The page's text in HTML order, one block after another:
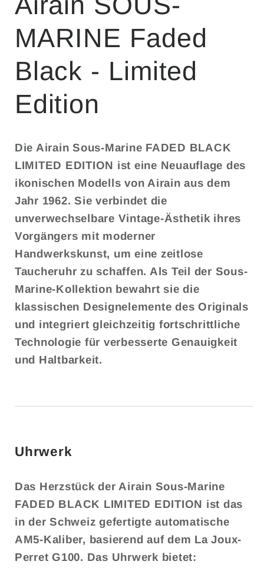
MARINE Faded
Black - Limited
Edition
Die Airain Sous-Marine FADED BLACK
LIMITED EDITION ist eine Neuauflage des
ikonischen Modells von Airain aus dem
Jahr 1962. Sie verbindet die
unverwechselbare Vintage-Ästhetik ihres
Vorgängers mit moderner
Handwerkskunst, um eine zeitlose
Taucheruhr zu schaffen. Als Teil der Sous-
Marine-Kollektion bewahrt sie die
klassischen Designelemente des Originals
und integriert gleichzeitig fortschrittliche
Technologie für verbesserte Genauigkeit
und Haltbarkeit.
Uhrwerk
Das Herzstück der Airain Sous-Marine
FADED BLACK LIMITED EDITION ist das
in der Schweiz gefertigte automatische
AM5-Kaliber, basierend auf dem La Joux-
Perret G100. Das Uhrwerk bietet: